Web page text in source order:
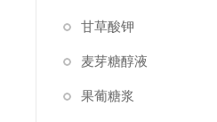
甘草酸钾
麦芽糖醇液
果葡糖浆